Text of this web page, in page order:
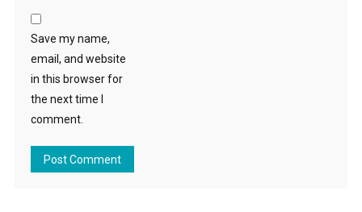
Save my name,
email, and website
in this browser for
the next time I
comment.